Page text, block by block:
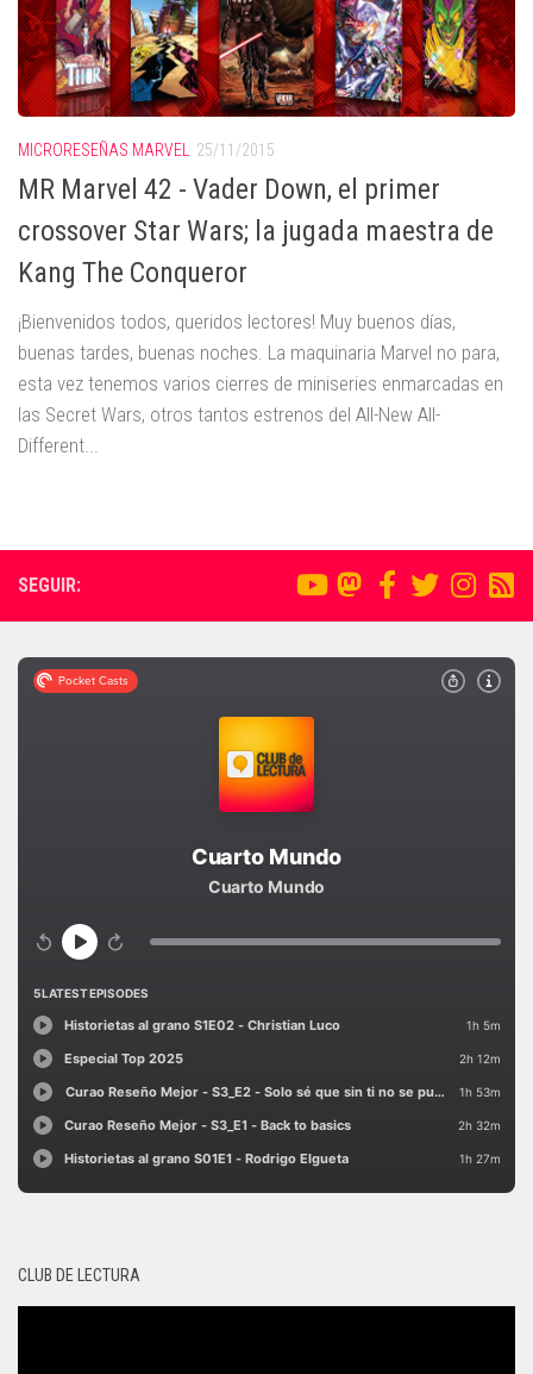
MICRORESEÑAS MARVEL 25/11/2015
MR Marvel 42 - Vader Down, el primer
crossover Star Wars; la jugada maestra de
Kang The Conqueror
¡Bienvenidos todos, queridos lectores! Muy buenos días,
buenas tardes, buenas noches. La maquinaria Marvel no para,
esta vez tenemos varios cierres de miniseries enmarcadas en
las Secret Wars, otros tantos estrenos del All-New All-
Different...
SEGUIR:
CLUB DE LECTURA